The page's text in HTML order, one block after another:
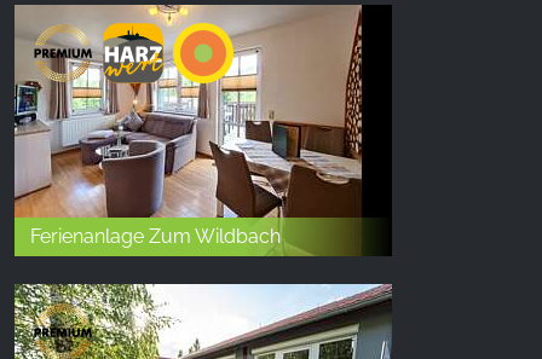
Ferienanlage Zum Wildbach